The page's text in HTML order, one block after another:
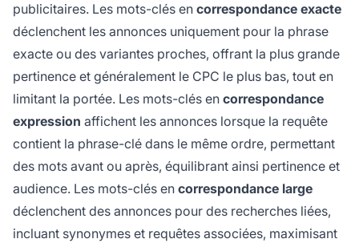
publicitaires. Les mots-clés en correspondance exacte
déclenchent les annonces uniquement pour la phrase
exacte ou des variantes proches, offrant la plus grande
pertinence et généralement le CPC le plus bas, tout en
limitant la portée. Les mots-clés en correspondance
expression affichent les annonces lorsque la requête
contient la phrase-clé dans le même ordre, permettant
des mots avant ou après, équilibrant ainsi pertinence et
audience. Les mots-clés en correspondance large
déclenchent des annonces pour des recherches liées,
incluant synonymes et requêtes associées, maximisant